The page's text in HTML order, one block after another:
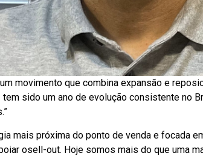
movimento que combina expansão e
sido um ano de evolução consistente no
mais próxima do ponto de venda e focada
osell-out. Hoje somos mais do que uma